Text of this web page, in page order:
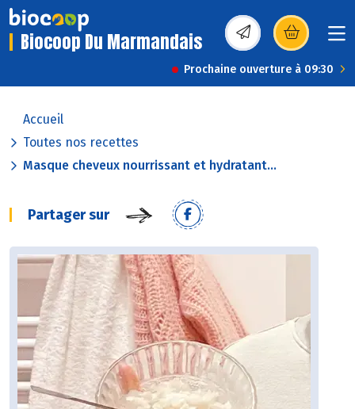
Biocoop Du Marmandais (s’ouvre dans une
Prochaine ouverture à 09:30
Accueil
Toutes nos recettes
Masque cheveux nourrissant et hydratant...
Partager sur